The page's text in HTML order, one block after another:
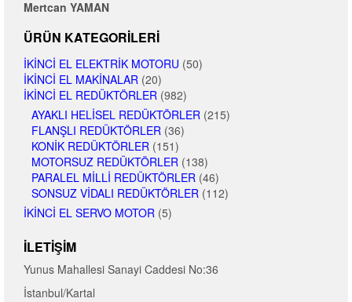
Mertcan YAMAN
ÜRÜN KATEGORILERI
İKINCI EL ELEKTRIK MOTORU (50)
İKINCI EL MAKINALAR (20)
İKINCI EL REDÜKTÖRLER (982)
AYAKLI HELISEL REDÜKTÖRLER (215)
FLANŞLI REDÜKTÖRLER (36)
KONIK REDÜKTÖRLER (151)
MOTORSUZ REDÜKTÖRLER (138)
PARALEL MILLI REDÜKTÖRLER (46)
SONSUZ VIDALI REDÜKTÖRLER (112)
İKINCI EL SERVO MOTOR (5)
İLETIŞIM
Yunus Mahallesi Sanayi Caddesi No:36
İstanbul/Kartal